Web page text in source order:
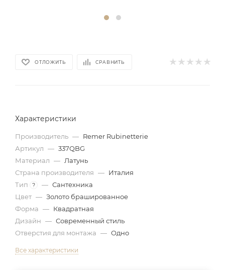
ОТЛОЖИТЬ СРАВНИТЬ
Характеристики
Производитель — Remer Rubinetterie
Артикул — 337QBG
Материал — Латунь
Страна производителя — Италия
Тип
? — Сантехника
Цвет — Золото брашированное
Форма — Квадратная
Дизайн — Современный стиль
Отверстия для монтажа — Одно
Все характеристики